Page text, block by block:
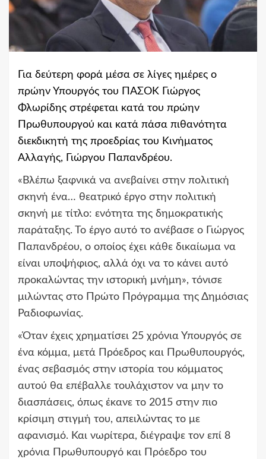
Για δεύτερη φορά μέσα σε λίγες ημέρες ο
πρώην Υπουργός του ΠΑΣΟΚ
Γιώργος
Φλωρίδης στρέφεται κατά του πρώην
Πρωθυπουργού και κατά πάσα πιθανότητα
διεκδικητή της προεδρίας του Κινήματος
Αλλαγής,
Γιώργου Παπανδρέου.
«Βλέπω ξαφνικά να ανεβαίνει στην πολιτική
σκηνή ένα… θεατρικό έργο στην πολιτική
σκηνή με τίτλο: ενότητα της δημοκρατικής
παράταξης. Το έργο αυτό το ανέβασε ο Γιώργος
Παπανδρέου, ο οποίος έχει κάθε δικαίωμα να
είναι υποψήφιος, αλλά όχι να το κάνει αυτό
προκαλώντας την ιστορική μνήμη», τόνισε
μιλώντας στο Πρώτο Πρόγραμμα της Δημόσιας
Ραδιοφωνίας.
«Όταν έχεις χρηματίσει 25 χρόνια Υπουργός σε
ένα κόμμα, μετά Πρόεδρος και Πρωθυπουργός,
ένας σεβασμός στην ιστορία του κόμματος
αυτού θα επέβαλλε τουλάχιστον να μην το
διασπάσεις, όπως έκανε το 2015 στην πιο
κρίσιμη στιγμή του, απειλώντας το με
αφανισμό. Και νωρίτερα, διέγραψε τον επί 8
χρόνια Πρωθυπουργό και Πρόεδρο του